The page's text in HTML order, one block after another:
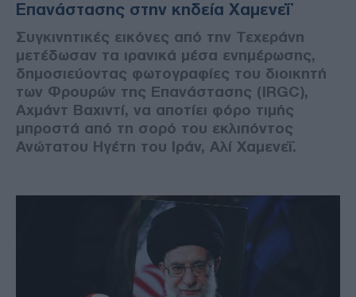
Επανάστασης στην κηδεία Χαμενεΐ
Συγκινητικές εικόνες από την Τεχεράνη
μετέδωσαν τα ιρανικά μέσα ενημέρωσης,
δημοσιεύοντας φωτογραφίες του διοικητή
των Φρουρών της Επανάστασης (IRGC),
Αχμάντ Βαχιντί, να αποτίει φόρο τιμής
μπροστά από τη σορό του εκλιπόντος
Ανώτατου Ηγέτη του Ιράν, Αλί Χαμενεΐ.